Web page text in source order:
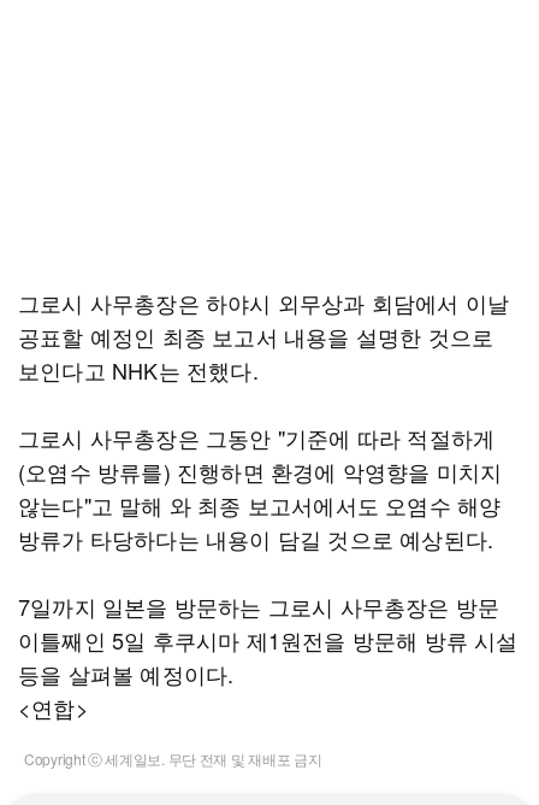
그로시 사무총장은 하야시 외무상과 회담에서 이날
공표할 예정인 최종 보고서 내용을 설명한 것으로
보인다고 NHK는 전했다.
그로시 사무총장은 그동안 "기준에 따라 적절하게
(오염수 방류를) 진행하면 환경에 악영향을 미치지
않는다"고 말해 와 최종 보고서에서도 오염수 해양
방류가 타당하다는 내용이 담길 것으로 예상된다.
7일까지 일본을 방문하는 그로시 사무총장은 방문
이틀째인 5일 후쿠시마 제1원전을 방문해 방류 시설
등을 살펴볼 예정이다.
<연합>
Copyright ⓒ 세계일보. 무단 전재 및 재배포 금지